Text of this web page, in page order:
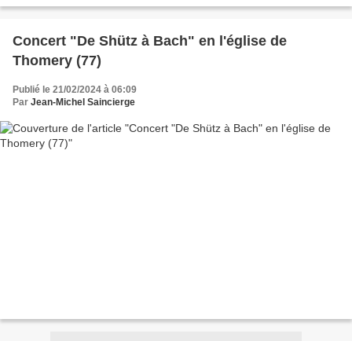
Concert "De Shütz à Bach" en l'église de
Thomery (77)
Publié le 21/02/2024 à 06:09
Par Jean-Michel Saincierge